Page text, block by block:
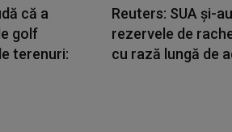
că a
golf
terenuri:
Reuters: SUA şi-
rezervele de
cu rază lungă de